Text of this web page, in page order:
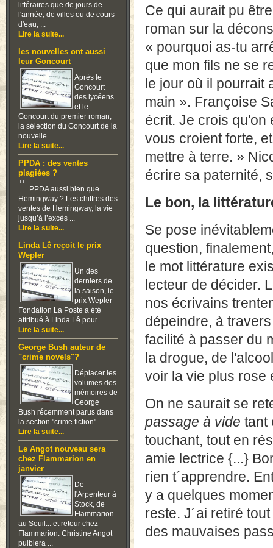
littéraires que de jours de
l'année, de villes ou de cours
d'eau, ...
Lire la suite...
les nouvelles ont aussi
leur Goncourt
Après le
Goncourt
des lycéens
et le
Goncourt du premier roman,
la sélection du Goncourt de la
nouvelle ...
Lire la suite...
PPDA : des ventes
plagiées ?
PPDA aussi bien que
Hemingway ? Les chiffres des
ventes de Hemingway, la vie
jusqu’à l’excès ...
Lire la suite...
Linda Lê reçoit le prix
Wepler
Un des
derniers de
la saison, le
prix Wepler-
Fondation La Poste a été
attribué à Linda Lê pour ...
Lire la suite...
George Bush auteur de
"crime novels"?
Déplacer les
volumes des
mémoires de
George
Bush récemment parus dans
la section "crime fiction" ...
Lire la suite...
Le Angot nouveau sera
chez Flammarion en
janvier
De
l'Arpenteur à
Stock, de
Flammarion
au Seuil... et retour chez
Flammarion. Christine Angot
pulbiera ...
Ce qui aurait pu
roman sur la
« pourquoi as-tu
que mon fils ne se
le jour où il pourrait
main ». Françoise
écrit. Je crois qu'on
vous croient forte,
mettre à terre. »
écrire sa paternité,
Le bon, la
Se pose
question,
le mot littérature
lecteur de décider.
nos écrivains
dépeindre, à
facilité à passer du
la drogue, de
voir la vie plus rose
On ne saurait se
passage à vide tant
touchant, tout en
amie lectrice {...}
rien t´apprendre.
y a quelques
reste. J´ai retiré
des mauvaises